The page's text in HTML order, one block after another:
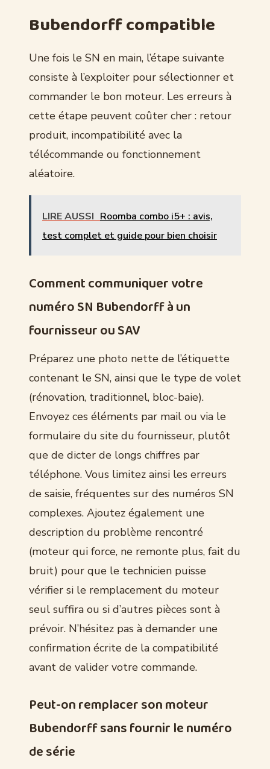
Bubendorff compatible
Une fois le SN en main, l’étape suivante
consiste à l’exploiter pour sélectionner et
commander le bon moteur. Les erreurs à
cette étape peuvent coûter cher : retour
produit, incompatibilité avec la
télécommande ou fonctionnement
aléatoire.
LIRE AUSSI Roomba combo i5+ : avis,
test complet et guide pour bien choisir
Comment communiquer votre
numéro SN Bubendorff à un
fournisseur ou SAV
Préparez une photo nette de l’étiquette
contenant le SN, ainsi que le type de volet
(rénovation, traditionnel, bloc-baie).
Envoyez ces éléments par mail ou via le
formulaire du site du fournisseur, plutôt
que de dicter de longs chiffres par
téléphone. Vous limitez ainsi les erreurs
de saisie, fréquentes sur des numéros SN
complexes. Ajoutez également une
description du problème rencontré
(moteur qui force, ne remonte plus, fait du
bruit) pour que le technicien puisse
vérifier si le remplacement du moteur
seul suffira ou si d’autres pièces sont à
prévoir. N’hésitez pas à demander une
confirmation écrite de la compatibilité
avant de valider votre commande.
Peut-on remplacer son moteur
Bubendorff sans fournir le numéro
de série